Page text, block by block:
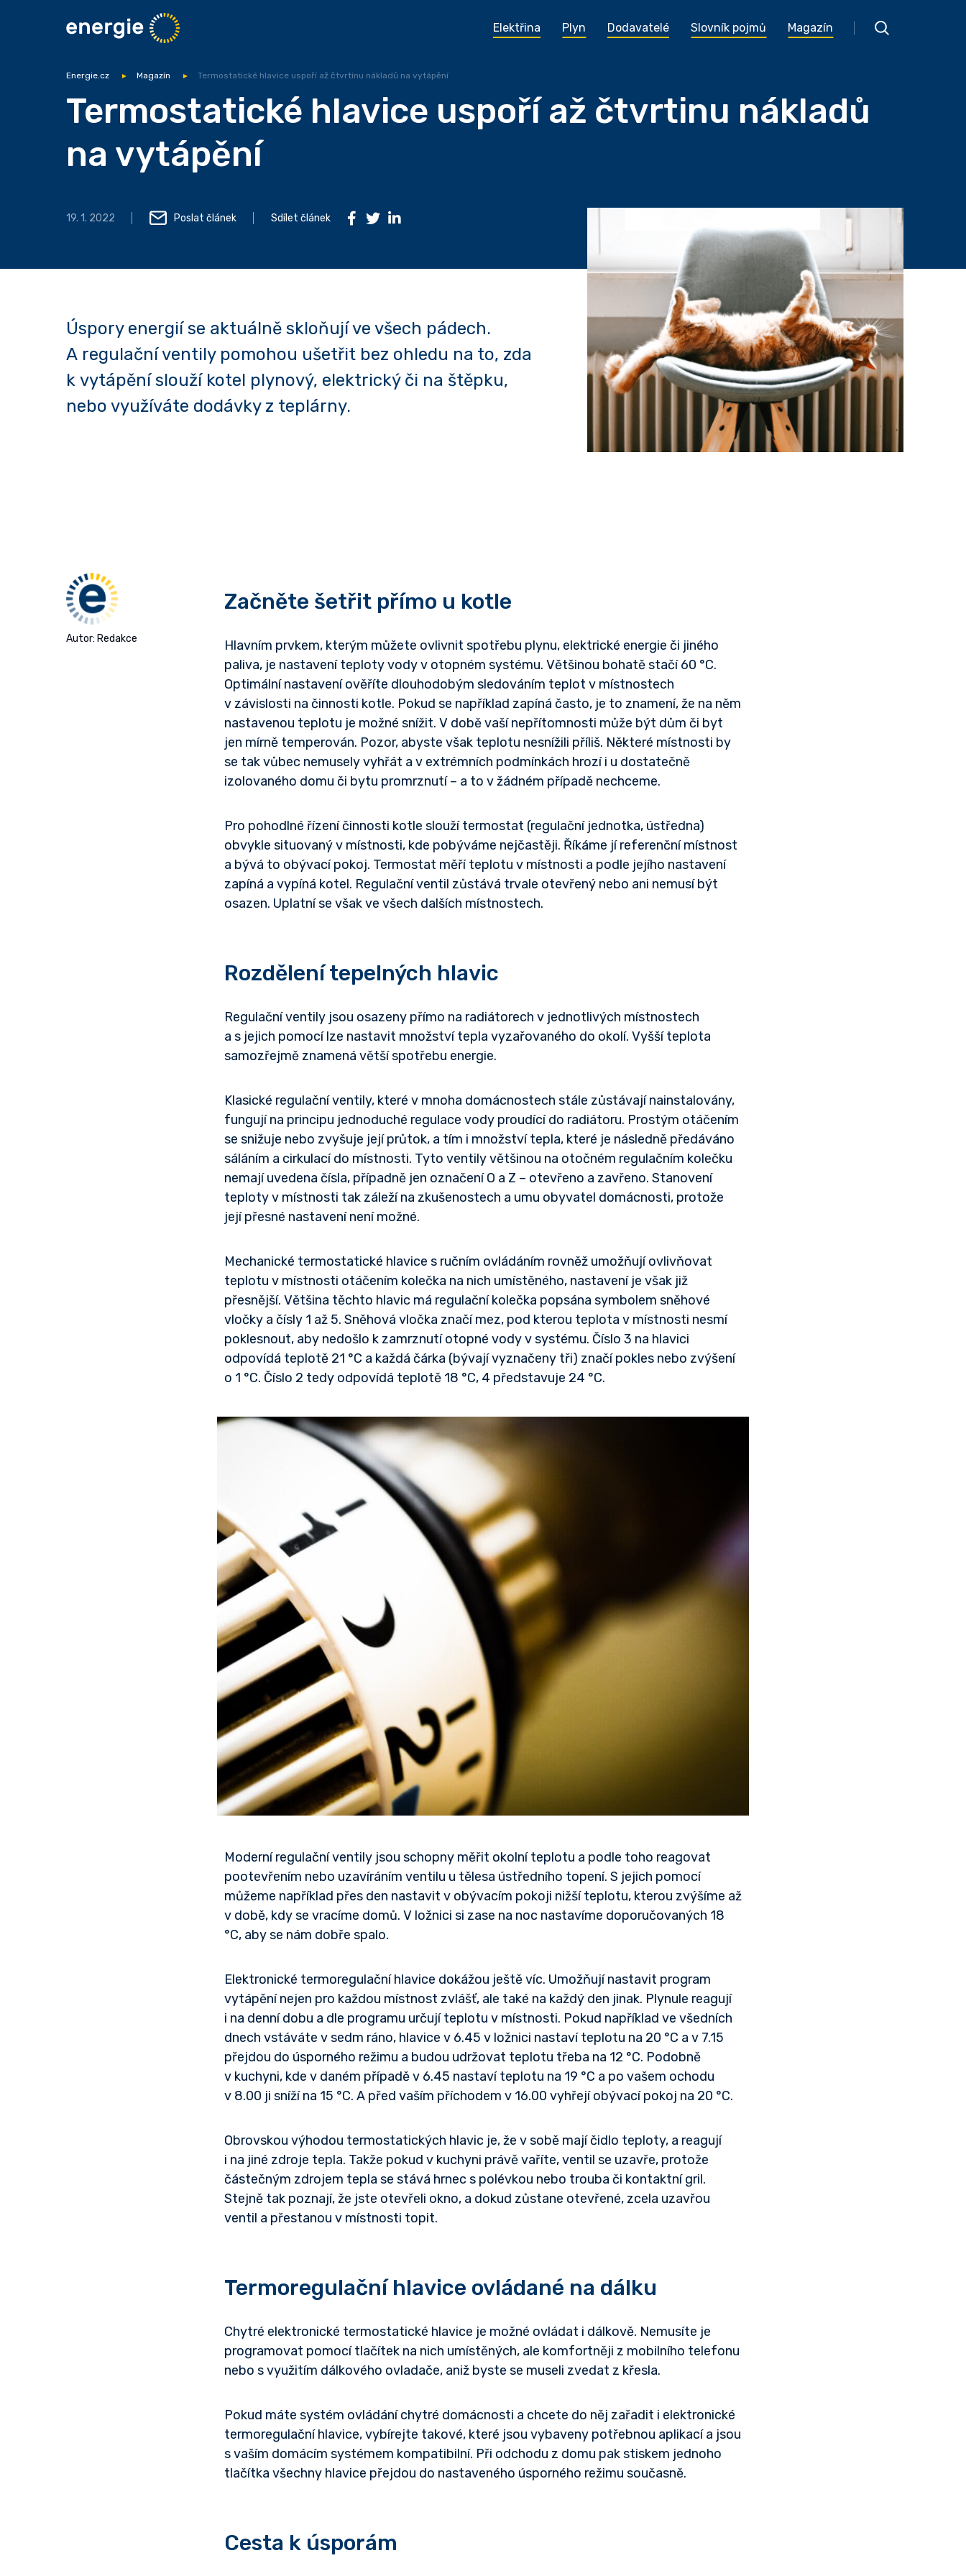
Elektřina Plyn Dodavatelé Slovník pojmů Magazín
Energie.cz Magazín Termostatické hlavice uspoří až čtvrtinu nákladů na vytápění
Termostatické hlavice uspoří až čtvrtinu nákladů
na vytápění
19. 1. 2022 Poslat článek Sdílet článek
Úspory energií se aktuálně skloňují ve všech pádech.
A regulační ventily pomohou ušetřit bez ohledu na to, zda
k vytápění slouží kotel plynový, elektrický či na štěpku,
nebo využíváte dodávky z teplárny.
Autor: Redakce
Začněte šetřit přímo u kotle
Hlavním prvkem, kterým můžete ovlivnit spotřebu plynu, elektrické energie či jiného
paliva, je nastavení teploty vody v otopném systému. Většinou bohatě stačí 60 °C.
Optimální nastavení ověříte dlouhodobým sledováním teplot v místnostech
v závislosti na činnosti kotle. Pokud se například zapíná často, je to znamení, že na něm
nastavenou teplotu je možné snížit. V době vaší nepřítomnosti může být dům či byt
jen mírně temperován. Pozor, abyste však teplotu nesnížili příliš. Některé místnosti by
se tak vůbec nemusely vyhřát a v extrémních podmínkách hrozí i u dostatečně
izolovaného domu či bytu promrznutí – a to v žádném případě nechceme.
Pro pohodlné řízení činnosti kotle slouží termostat (regulační jednotka, ústředna)
obvykle situovaný v místnosti, kde pobýváme nejčastěji. Říkáme jí referenční místnost
a bývá to obývací pokoj. Termostat měří teplotu v místnosti a podle jejího nastavení
zapíná a vypíná kotel. Regulační ventil zůstává trvale otevřený nebo ani nemusí být
osazen. Uplatní se však ve všech dalších místnostech.
Rozdělení tepelných hlavic
Regulační ventily jsou osazeny přímo na radiátorech v jednotlivých místnostech
a s jejich pomocí lze nastavit množství tepla vyzařovaného do okolí. Vyšší teplota
samozřejmě znamená větší spotřebu energie.
Klasické regulační ventily, které v mnoha domácnostech stále zůstávají nainstalovány,
fungují na principu jednoduché regulace vody proudící do radiátoru. Prostým otáčením
se snižuje nebo zvyšuje její průtok, a tím i množství tepla, které je následně předáváno
sáláním a cirkulací do místnosti. Tyto ventily většinou na otočném regulačním kolečku
nemají uvedena čísla, případně jen označení O a Z – otevřeno a zavřeno. Stanovení
teploty v místnosti tak záleží na zkušenostech a umu obyvatel domácnosti, protože
její přesné nastavení není možné.
Mechanické termostatické hlavice s ručním ovládáním rovněž umožňují ovlivňovat
teplotu v místnosti otáčením kolečka na nich umístěného, nastavení je však již
přesnější. Většina těchto hlavic má regulační kolečka popsána symbolem sněhové
vločky a čísly 1 až 5. Sněhová vločka značí mez, pod kterou teplota v místnosti nesmí
poklesnout, aby nedošlo k zamrznutí otopné vody v systému. Číslo 3 na hlavici
odpovídá teplotě 21 °C a každá čárka (bývají vyznačeny tři) značí pokles nebo zvýšení
o 1 °C. Číslo 2 tedy odpovídá teplotě 18 °C, 4 představuje 24 °C.
Moderní regulační ventily jsou schopny měřit okolní teplotu a podle toho reagovat
pootevřením nebo uzavíráním ventilu u tělesa ústředního topení. S jejich pomocí
můžeme například přes den nastavit v obývacím pokoji nižší teplotu, kterou zvýšíme až
v době, kdy se vracíme domů. V ložnici si zase na noc nastavíme doporučovaných 18
°C, aby se nám dobře spalo.
Elektronické termoregulační hlavice dokážou ještě víc. Umožňují nastavit program
vytápění nejen pro každou místnost zvlášť, ale také na každý den jinak. Plynule reagují
i na denní dobu a dle programu určují teplotu v místnosti. Pokud například ve všedních
dnech vstáváte v sedm ráno, hlavice v 6.45 v ložnici nastaví teplotu na 20 °C a v 7.15
přejdou do úsporného režimu a budou udržovat teplotu třeba na 12 °C. Podobně
v kuchyni, kde v daném případě v 6.45 nastaví teplotu na 19 °C a po vašem ochodu
v 8.00 ji sníží na 15 °C. A před vaším příchodem v 16.00 vyhřejí obývací pokoj na 20 °C.
Obrovskou výhodou termostatických hlavic je, že v sobě mají čidlo teploty, a reagují
i na jiné zdroje tepla. Takže pokud v kuchyni právě vaříte, ventil se uzavře, protože
částečným zdrojem tepla se stává hrnec s polévkou nebo trouba či kontaktní gril.
Stejně tak poznají, že jste otevřeli okno, a dokud zůstane otevřené, zcela uzavřou
ventil a přestanou v místnosti topit.
Termoregulační hlavice ovládané na dálku
Chytré elektronické termostatické hlavice je možné ovládat i dálkově. Nemusíte je
programovat pomocí tlačítek na nich umístěných, ale komfortněji z mobilního telefonu
nebo s využitím dálkového ovladače, aniž byste se museli zvedat z křesla.
Pokud máte systém ovládání chytré domácnosti a chcete do něj zařadit i elektronické
termoregulační hlavice, vybírejte takové, které jsou vybaveny potřebnou aplikací a jsou
s vaším domácím systémem kompatibilní. Při odchodu z domu pak stiskem jednoho
tlačítka všechny hlavice přejdou do nastaveného úsporného režimu současně.
Cesta k úsporám